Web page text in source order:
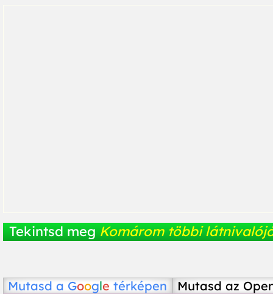
Tekintsd meg Komárom többi
Mutasd a Google térképen Mutasd az